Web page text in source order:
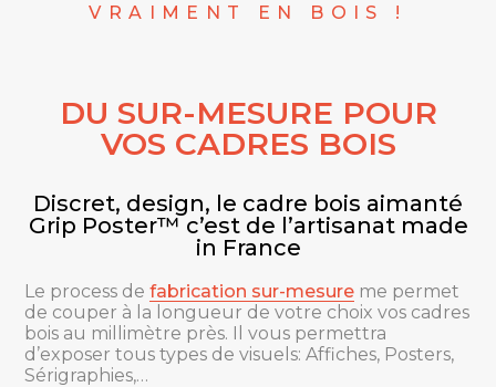
VRAIMENT EN BOIS !
DU SUR-MESURE POUR
VOS CADRES BOIS
Discret, design, le cadre bois aimanté
Grip Poster™ c’est de l’artisanat made
in France
Le process defabrication sur-mesure me permet
de couper à la longueur de votre choix vos cadres
bois au millimètre près. Il vous permettra
d’exposer tous types de visuels: Affiches, Posters,
Sérigraphies,…